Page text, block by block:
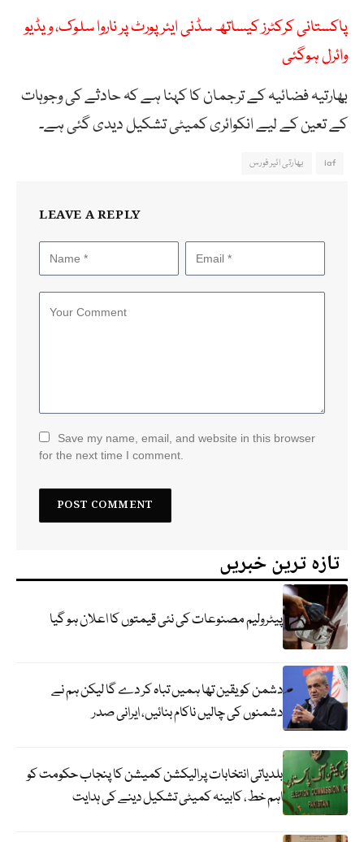
پاکستانی کرکٹرز کیساتھ سڈنی ایئرپورٹ پر ناروا سلوک، ویڈیو
وائرل ہوگئی
بھارتیہ فضائیہ کے ترجمان کا کہنا ہے کہ حادثے کی وجوہات
کے تعین کے لیے انکوائری کمیٹی تشکیل دیدی گئی ہے۔
iaf بھارتی ائیرفورس
LEAVE A REPLY
Save my name, email, and website in this browser
for the next time I comment.
تازہ ترین خبریں
پیٹرولیم مصنوعات کی نئی قیمتوں کا اعلان ہو گیا
دشمن کو یقین تھا ہمیں تباہ کر دے گا لیکن ہم نے
دشمنوں کی چالیں ناکام بنائیں، ایرانی صدر
بلدیاتی انتخابات پرالیکشن کمیشن کا پنجاب حکومت کو
اہم خط، کابینہ کمیٹی تشکیل دینے کی ہدایت